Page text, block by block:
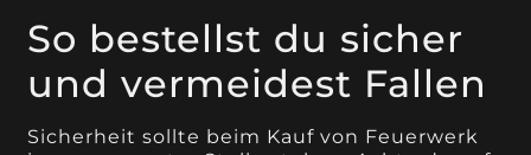
So bestellst du sicher
und vermeidest Fallen
Sicherheit sollte beim Kauf von Feuerwerk